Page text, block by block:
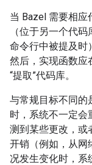
当 Bazel 需要相
（位于另一个代
命令行中被提及时
然后，实现函数应
“提取”代码库。
与常规目标不同的
时，系统不一定会
测到某些更改，或
开销（例如，从网
况发生变化时，系